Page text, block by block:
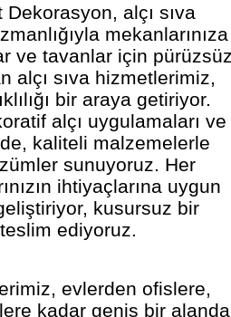
alçı sıva
mekanlarınıza
ve tavanlar için
alçı sıva hizmetlerimiz,
bir araya getiriyor.
alçı uygulamaları ve
kaliteli malzemelerle
sunuyoruz. Her
ihtiyaçlarına uygun
kusursuz bir
ediyoruz.
evlerden ofislere,
kadar geniş bir alanda